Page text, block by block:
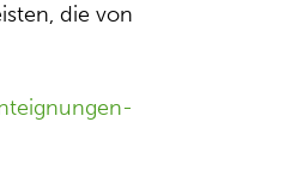
die von